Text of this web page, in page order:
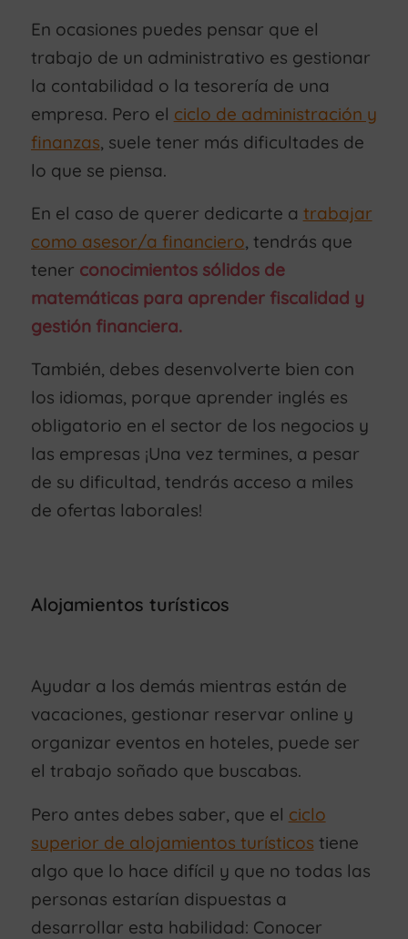
En ocasiones puedes pensar que el
trabajo de un administrativo es gestionar
la contabilidad o la tesorería de una
empresa. Pero el ciclo de administración y
finanzas , suele tener más dificultades de
lo que se piensa.
En el caso de querer dedicarte a trabajar
como asesor/a financiero, tendrás que
tener conocimientos sólidos de
matemáticas para aprender fiscalidad y
gestión financiera.
También, debes desenvolverte bien con
los idiomas, porque aprender inglés es
obligatorio en el sector de los negocios y
las empresas ¡Una vez termines, a pesar
de su dificultad, tendrás acceso a miles
de ofertas laborales!
Alojamientos turísticos
Ayudar a los demás mientras están de
vacaciones, gestionar reservar online y
organizar eventos en hoteles, puede ser
el trabajo soñado que buscabas.
Pero antes debes saber, que el ciclo
superior de alojamientos turísticos tiene
algo que lo hace difícil y que no todas las
personas estarían dispuestas a
desarrollar esta habilidad: Conocer